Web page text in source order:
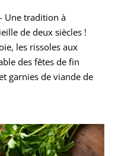
Une tradition à
de deux siècles !
les rissoles aux
des fêtes de fin
garnies de viande de